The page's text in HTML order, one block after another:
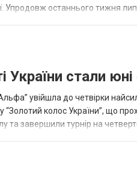
Упродовж останнього тижня
України стали
увійшла до четвірки
“Золотий колос України”, що
та завершили турнір на